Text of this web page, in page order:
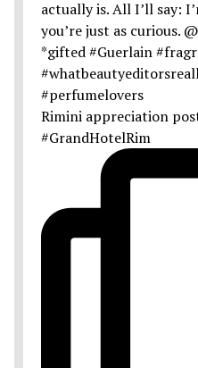
Rimini appreciation
#GrandHotelRim